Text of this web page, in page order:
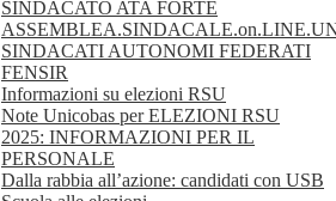
SINDACATO ATA FORTE
SINDACATI AUTONOMI FEDERATI
FENSIR
Informazioni su elezioni RSU
Note Unicobas per ELEZIONI RSU
2025: INFORMAZIONI PER IL
PERSONALE
Dalla rabbia all’azione: candidati con USB